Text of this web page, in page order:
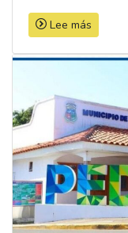
Lee más